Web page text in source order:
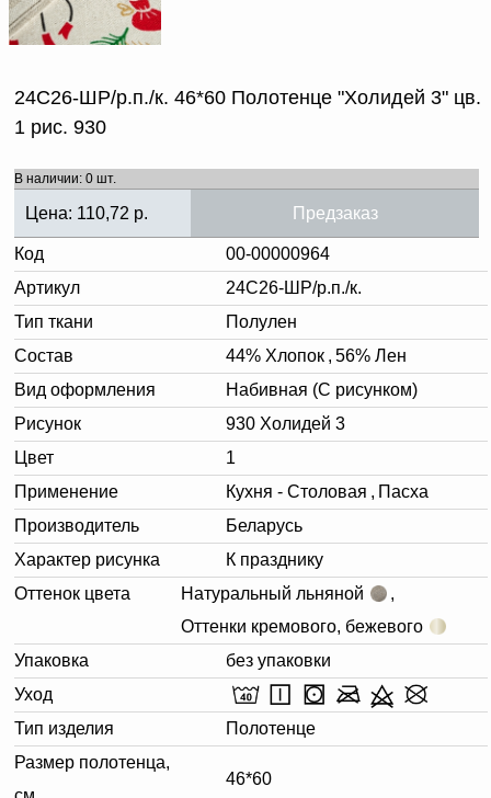
24С26-ШР/р.п./к. 46*60 Полотенце "Холидей 3" цв.
1 рис. 930
В наличии: 0 шт.
Цена: 110,72 р. Предзаказ
Код
00-00000964
Артикул
24С26-ШР/р.п./к.
Тип ткани
Полулен
Состав
44% Хлопок , 56% Лен
Вид оформления
Набивная (С рисунком)
Рисунок
930 Холидей 3
Цвет
1
Применение
Кухня - Столовая , Пасха
Производитель
Беларусь
Характер рисунка
К празднику
Оттенок цвета
Натуральный льняной
,
Оттенки кремового, бежевого
Упаковка
без упаковки
Уход
Тип изделия
Полотенце
Размер полотенца,
46*60